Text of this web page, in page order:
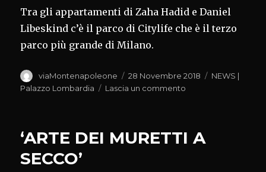
Tra gli appartamenti di Zaha Hadid e Daniel
Libeskind c’è il parco di Citylife che è il terzo
parco più grande di Milano.
Autore
viaMontenapoleone
Pubblicato
il
28 Novembre 2018 Categorie
NEWS |
Palazzo Lombardia
Lascia un commento
‘ARTE DEI MURETTI A
SECCO’